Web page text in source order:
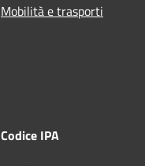
Mobilità e trasporti
Codice IPA